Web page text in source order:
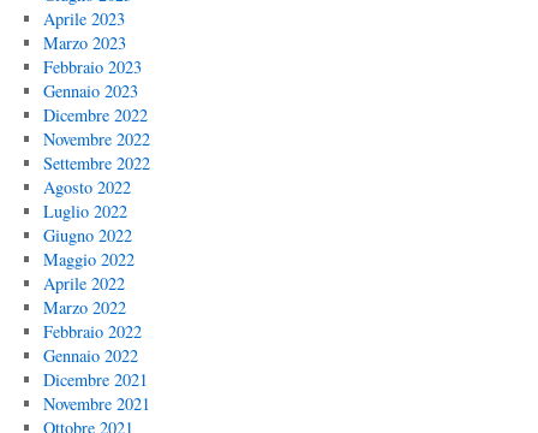
Aprile 2023
Marzo 2023
Febbraio 2023
Gennaio 2023
Dicembre 2022
Novembre 2022
Settembre 2022
Agosto 2022
Luglio 2022
Giugno 2022
Maggio 2022
Aprile 2022
Marzo 2022
Febbraio 2022
Gennaio 2022
Dicembre 2021
Novembre 2021
Ottobre 2021